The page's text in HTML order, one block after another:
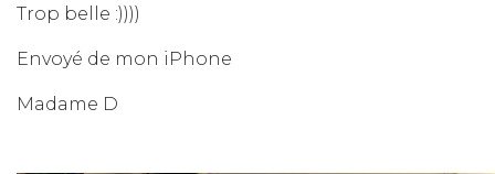
Trop belle :))))
Envoyé de mon iPhone
Madame D